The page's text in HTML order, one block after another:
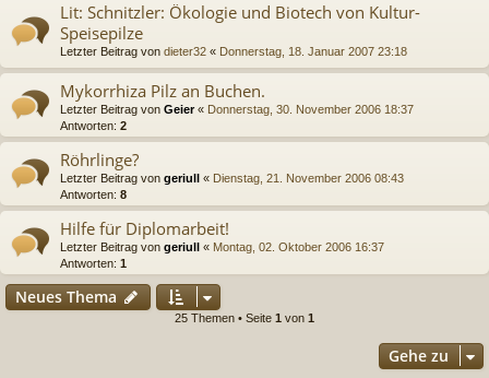
Lit: Schnitzler: Ökologie und Biotech von Kultur-
Speisepilze
Letzter Beitrag von dieter32 « Donnerstag, 18. Januar 2007 23:18
Mykorrhiza Pilz an Buchen.
Letzter Beitrag von Geier« Donnerstag, 30. November 2006 18:37
Antworten: 2
Röhrlinge?
Letzter Beitrag von geriull « Dienstag, 21. November 2006 08:43
Antworten: 8
Hilfe für Diplomarbeit!
Letzter Beitrag von geriull « Montag, 02. Oktober 2006 16:37
Antworten: 1
Neues Thema
25 Themen • Seite 1 von 1
Gehe zu